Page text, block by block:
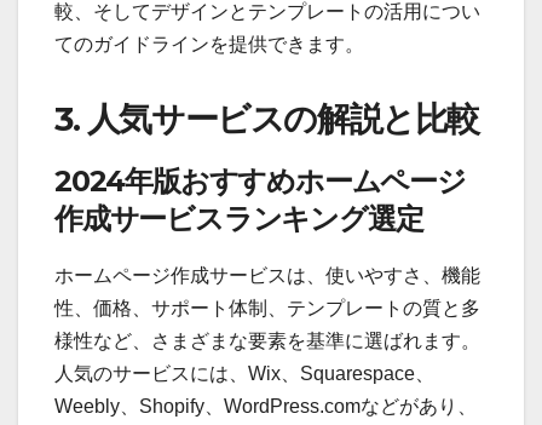
較、そしてデザインとテンプレートの活用につい
てのガイドラインを提供できます。
3. 人気サービスの解説と比較
2024年版おすすめホームページ
作成サービスランキング選定
ホームページ作成サービスは、使いやすさ、機能
性、価格、サポート体制、テンプレートの質と多
様性など、さまざまな要素を基準に選ばれます。
人気のサービスには、Wix、Squarespace、
Weebly、Shopify、WordPress.comなどがあり、